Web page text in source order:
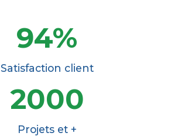
94%
Satisfaction client
2000
Projets et +